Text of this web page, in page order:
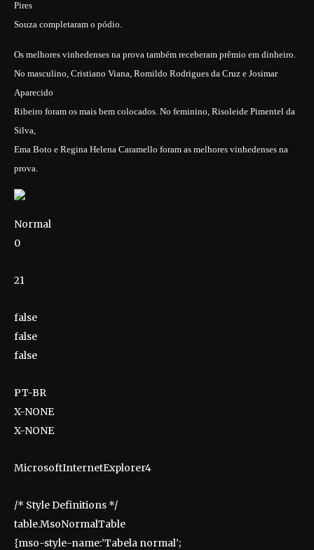
Pires
Souza completaram o pódio.
Os melhores vinhedenses na prova também receberam prêmio em dinheiro.
No masculino, Cristiano Viana, Romildo Rodrigues da Cruz e Josimar
Aparecido
Ribeiro foram os mais bem colocados. No feminino, Risoleide Pimentel da
Silva,
Ema Boto e Regina Helena Caramello foram as melhores vinhedenses na
prova.
Normal
0
21
false
false
false
PT-BR
X-NONE
X-NONE
MicrosoftInternetExplorer4
/* Style Definitions */
table.MsoNormalTable
{mso-style-name:’Tabela normal’;